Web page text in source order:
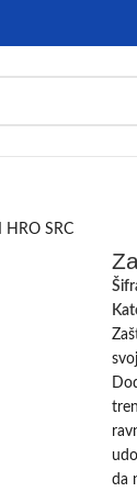
HRO SRC
da